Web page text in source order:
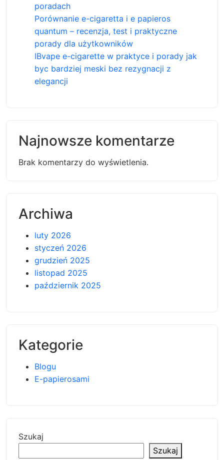
poradach
Porównanie e-cigaretta i e papieros
quantum – recenzja, test i praktyczne
porady dla użytkowników
IBvape e-cigarette w praktyce i porady jak
byc bardziej meski bez rezygnacji z
elegancji
Najnowsze komentarze
Brak komentarzy do wyświetlenia.
Archiwa
luty 2026
styczeń 2026
grudzień 2025
listopad 2025
październik 2025
Kategorie
Blogu
E-papierosami
Szukaj
Szukaj